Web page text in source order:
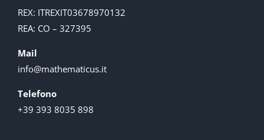
REX: ITREXIT03678970132
REA: CO – 327395
Mail
info@mathematicus.it
Telefono
+39 393 8035 898